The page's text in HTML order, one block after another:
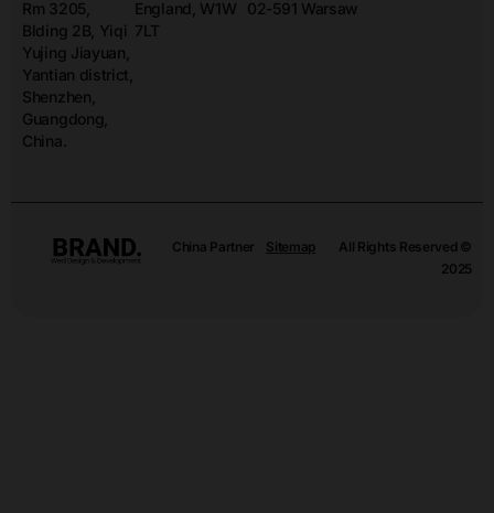
Rm 3205,
Blding 2B, Yiqi
Yujing Jiayuan,
Yantian district,
Shenzhen,
Guangdong,
China.
England, W1W
7LT
02-591 Warsaw
China Partner Sitemap
All Rights Reserved ©
2025